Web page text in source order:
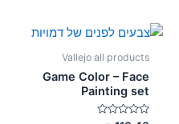
Vallejo all products
Game Color – Face
Painting set